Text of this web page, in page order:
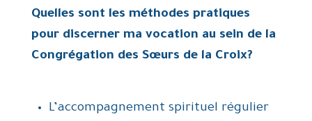
Quelles sont les méthodes pratiques
pour discerner ma vocation au sein de la
Congrégation des Sœurs de la Croix?
L’accompagnement spirituel régulier